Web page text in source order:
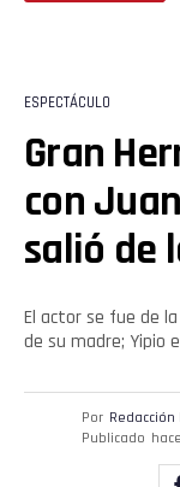
ESPECTÁCULO
Gran
con
salió de
El actor se fue de
de su madre; Yipio
Por
Publicado